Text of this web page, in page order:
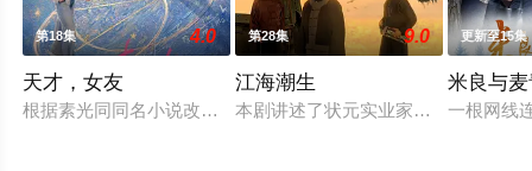
第18集 4.0
天才，女友
根据素光同同名小说改编。江逾白长大以后，林知夏忽然对他说
第28集 9.0
江海潮生
本剧讲述了状元实业家张謇创办大生
更新至15集
米良与
一根网线